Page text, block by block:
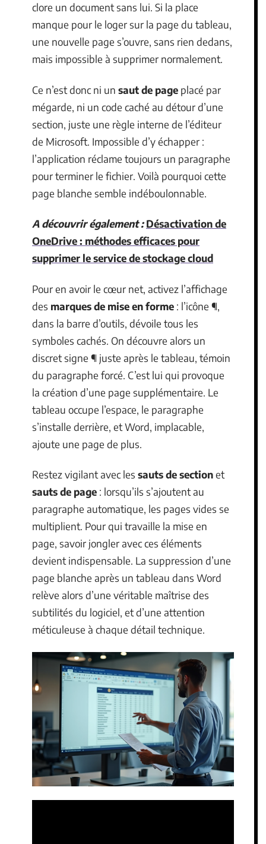
clore un document sans lui. Si la place
manque pour le loger sur la page du tableau,
une nouvelle page s’ouvre, sans rien dedans,
mais impossible à supprimer normalement.
Ce n’est donc ni un saut de page placé par
mégarde, ni un code caché au détour d’une
section, juste une règle interne de l’éditeur
de Microsoft. Impossible d’y échapper :
l’application réclame toujours un paragraphe
pour terminer le fichier. Voilà pourquoi cette
page blanche semble indéboulonnable.
A découvrir également : Désactivation de
OneDrive : méthodes efficaces pour
supprimer le service de stockage cloud
Pour en avoir le cœur net, activez l’affichage
des marques de mise en forme : l’icône ¶,
dans la barre d’outils, dévoile tous les
symboles cachés. On découvre alors un
discret signe ¶ juste après le tableau, témoin
du paragraphe forcé. C’est lui qui provoque
la création d’une page supplémentaire. Le
tableau occupe l’espace, le paragraphe
s’installe derrière, et Word, implacable,
ajoute une page de plus.
Restez vigilant avec les sauts de sectionet
sauts de page : lorsqu’ils s’ajoutent au
paragraphe automatique, les pages vides se
multiplient. Pour qui travaille la mise en
page, savoir jongler avec ces éléments
devient indispensable. La suppression d’une
page blanche après un tableau dans Word
relève alors d’une véritable maîtrise des
subtilités du logiciel, et d’une attention
méticuleuse à chaque détail technique.